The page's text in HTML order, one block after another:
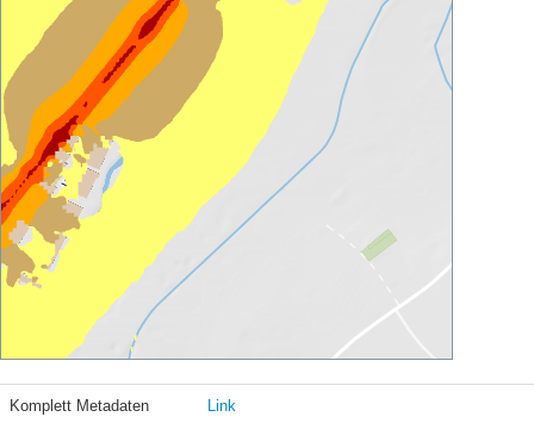
Komplett Metadaten Link